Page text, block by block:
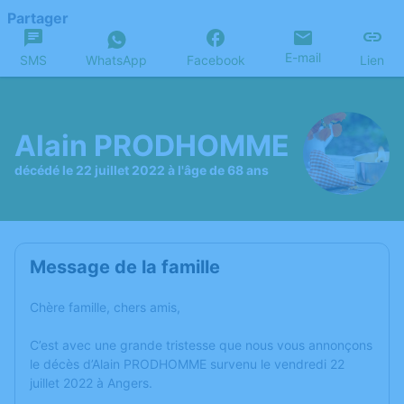
Partager
SMS WhatsApp Facebook E-mail Lien
Alain PRODHOMME
décédé le 22 juillet 2022 à l'âge de 68 ans
Message de la famille
Chère famille, chers amis,
C’est avec une grande tristesse que nous vous annonçons
le décès d’Alain PRODHOMME survenu le vendredi 22
juillet 2022 à Angers.